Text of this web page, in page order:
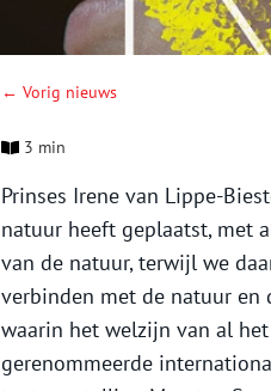
← Vorig nieuws
3 min
Prinses Irene van Lippe-
natuur heeft geplaatst, met
van de natuur, terwijl we
verbinden met de natuur en
waarin het welzijn van al
gerenommeerde